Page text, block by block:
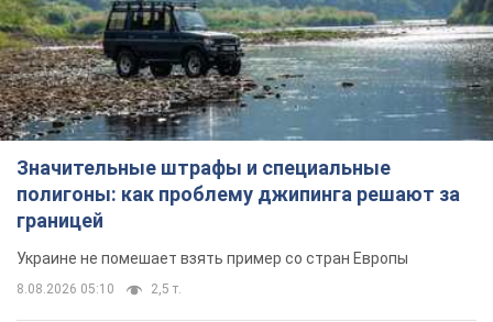
Значительные штрафы и специальные
полигоны: как проблему джипинга решают за
границей
Украине не помешает взять пример со стран Европы
8.08.2026 05:10 2,5 т.